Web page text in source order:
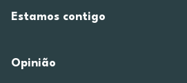
Estamos contigo
Opinião